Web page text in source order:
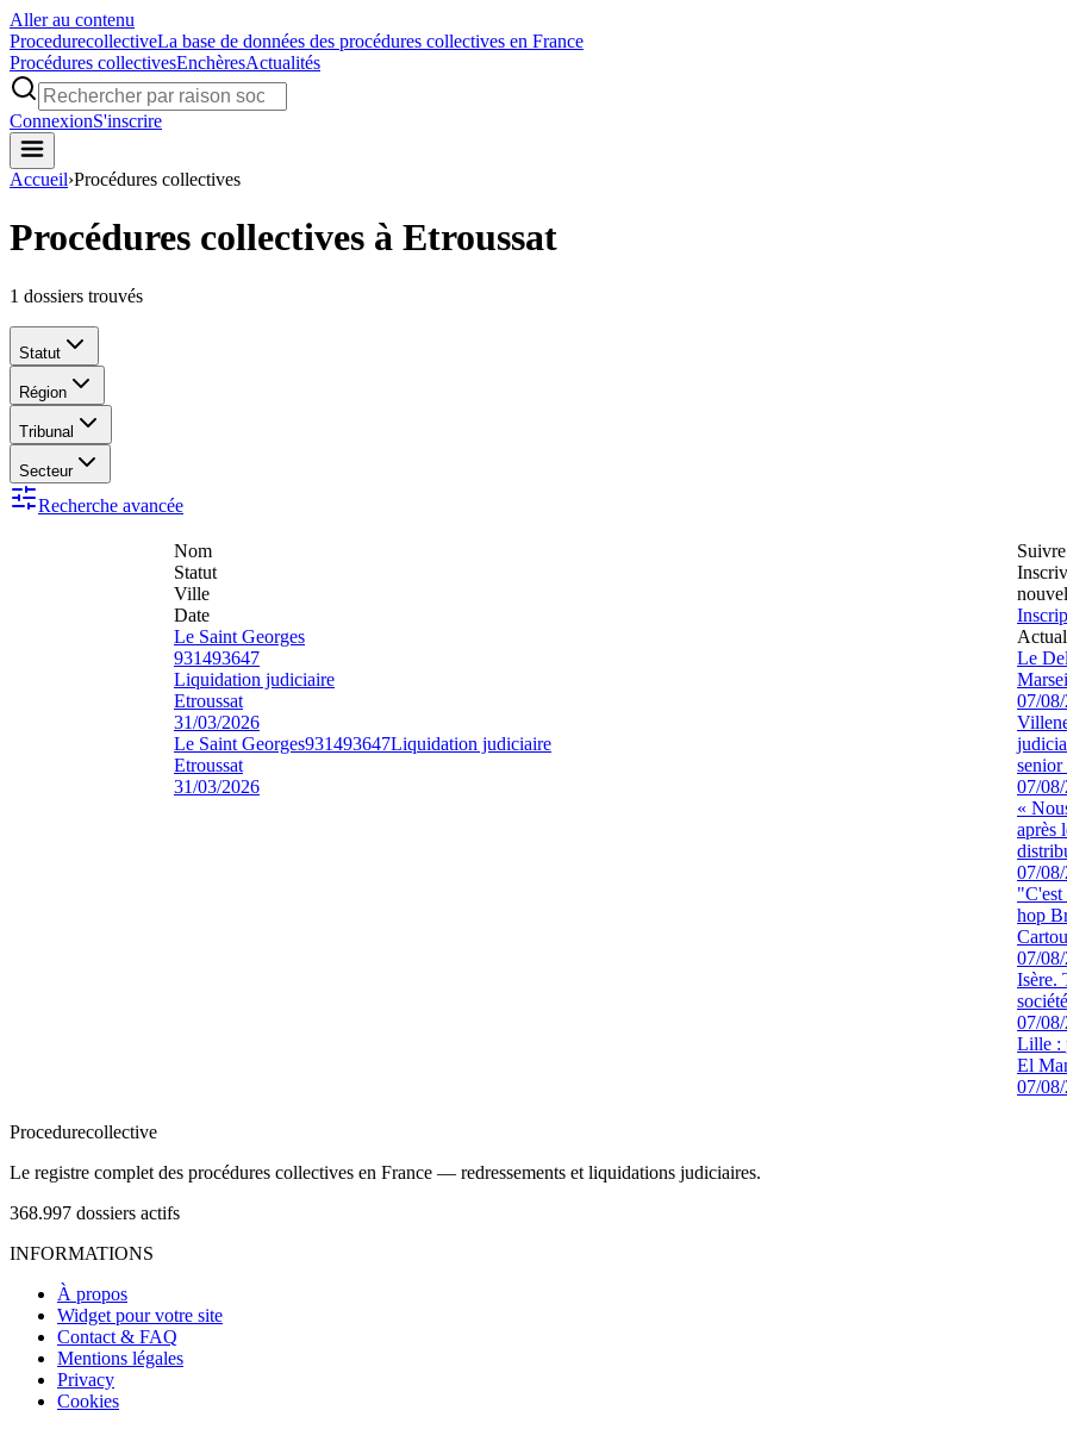
Aller au contenu
ProcedurecollectiveLa base de données des procédures collectives en France
Procédures collectivesEnchèresActualités
ConnexionS'inscrire
Accueil›Procédures collectives
Procédures collectives à Etroussat
1 dossiers trouvés
Statut
Région
Tribunal
Secteur
Recherche avancée
Nom
Statut
Ville
Date
Le Saint Georges
931493647
Liquidation judiciaire
Etroussat
31/03/2026
Le Saint Georges931493647Liquidation judiciaire
Etroussat
31/03/2026
Le
07/
07/
«
après
07/
"C'est
hop
07/
Isère.
07/
Lille :
El
07/
Procedurecollective
Le registre complet des procédures collectives en France — redressements et liquidations judiciaires.
368.997 dossiers actifs
INFORMATIONS
À propos
Widget pour votre site
Contact & FAQ
Mentions légales
Privacy
Cookies